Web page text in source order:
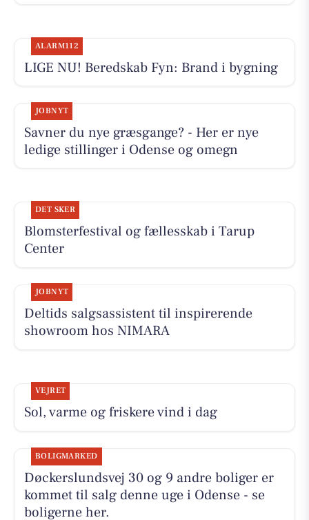
ALARM112
LIGE NU! Beredskab Fyn: Brand i bygning
JOBNYT
Savner du nye græsgange? - Her er nye
ledige stillinger i Odense og omegn
DET SKER
Blomsterfestival og fællesskab i Tarup
Center
JOBNYT
Deltids salgsassistent til inspirerende
showroom hos NIMARA
VEJRET
Sol, varme og friskere vind i dag
BOLIGMARKED
Døckerslundsvej 30 og 9 andre boliger er
kommet til salg denne uge i Odense - se
boligerne her.